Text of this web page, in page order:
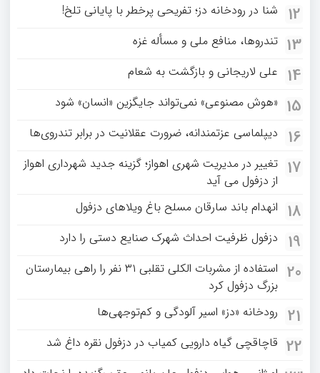
12 شنا در رودخانه دز؛ تفریحی پرخطر با پایانی تلخ!
13 تندروها، منافع ملی و مسأله غزه
14 علی لاریجانی و بازگشت به شعام
15 «هوش مصنوعی» نمی‌تواند جایگزین «انسان» شود
16 دیپلماسی عزتمندانه، ضرورت عقلانیت در برابر تندروی‌ها
17 تغییر در مدیریت شهری اهواز؛ گزینه جدید شهرداری اهواز
از دزفول می آید
18 انهدام باند سارقان مسلح باغ‌ ویلاهای دزفول
19 دزفول ظرفیت احداث شهرک صنایع دستی را دارد
20
استفاده از مشربات الکلی تقلبی ۳۱ نفر را راهی بیمارستان
بزرگ دزفول کرد
21 رودخانه «دز» اسیر آلودگی و کم‌توجهی‌ها
22 قاچاقچی گیاه دارویی کمیاب در دزفول نقره داغ شد